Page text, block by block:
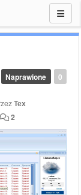
0
Naprawione
Тех
2